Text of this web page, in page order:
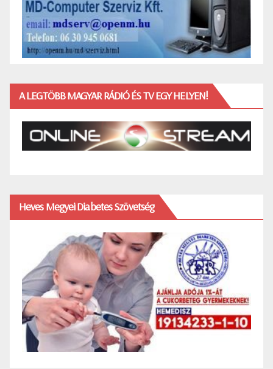
A LEGTÖBB MAGYAR RÁDIÓ ÉS TV EGY HELYEN!
Heves Megyei Diabetes Szövetség